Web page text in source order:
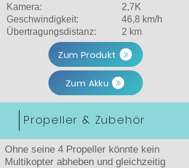
Kamera:
Geschwindigkeit:
Übertragungsdistanz:
2,7K
46,8 km/h
2 km
Zum Produkt
Zum Akku
Propeller & Zubehör
Ohne seine 4 Propeller könnte kein
Multikopter abheben und gleichzeitig